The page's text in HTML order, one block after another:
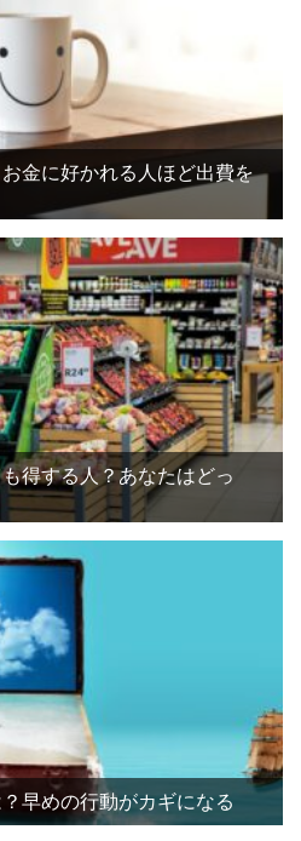
金に好かれる人ほど出費を
得する人？あなたはどっ
早めの行動がカギになる